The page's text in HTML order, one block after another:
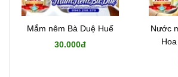
Mắm nêm Bà Duệ Huế
30.000đ
Nước